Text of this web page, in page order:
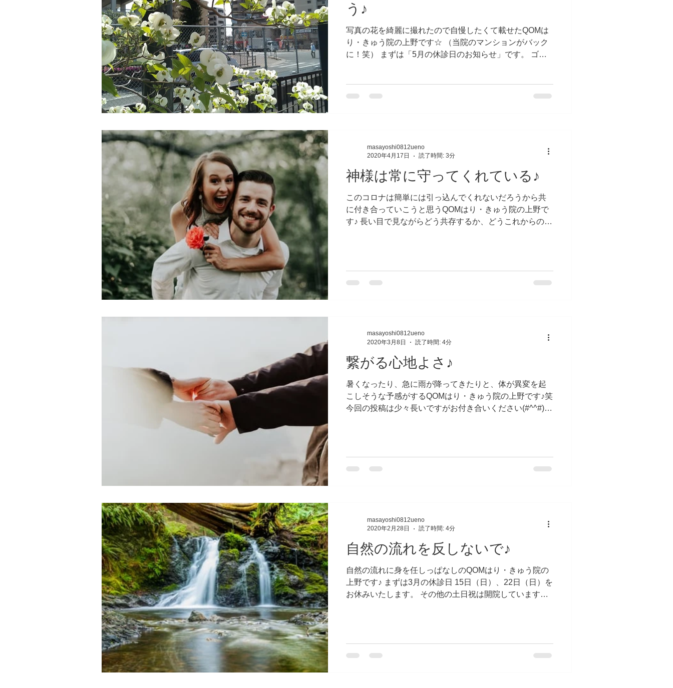
う♪
写真の花を綺麗に撮れたので自慢したくて載せたQOMは
り・きゅう院の上野です☆ （当院のマンションがバック
に！笑） まずは「5月の休診日のお知らせ」です。 ゴー
神様は常に守ってくれている♪
このコロナは簡単には引っ込んでくれないだろうから共
に付き合っていこうと思うQOMはり・きゅう院の上野で
す♪ 長い目で見ながらどう共存するか、どうこれからのラ
masayoshi0812ueno
2020年4月17日
読了時間: 3分
繋がる心地よさ♪
暑くなったり、急に雨が降ってきたりと、体が異変を起
こしそうな予感がするQOMはり・きゅう院の上野です♪笑
今回の投稿は少々長いですがお付き合いください(#^^#)
masayoshi0812ueno
2020年3月8日
読了時間: 4分
自然の流れを反しないで♪
自然の流れに身を任しっぱなしのQOMはり・きゅう院の
上野です♪ まずは3月の休診日 15日（日）、22日（日）を
お休みいたします。 その他の土日祝は開院していますの
masayoshi0812ueno
2020年2月28日
読了時間: 4分